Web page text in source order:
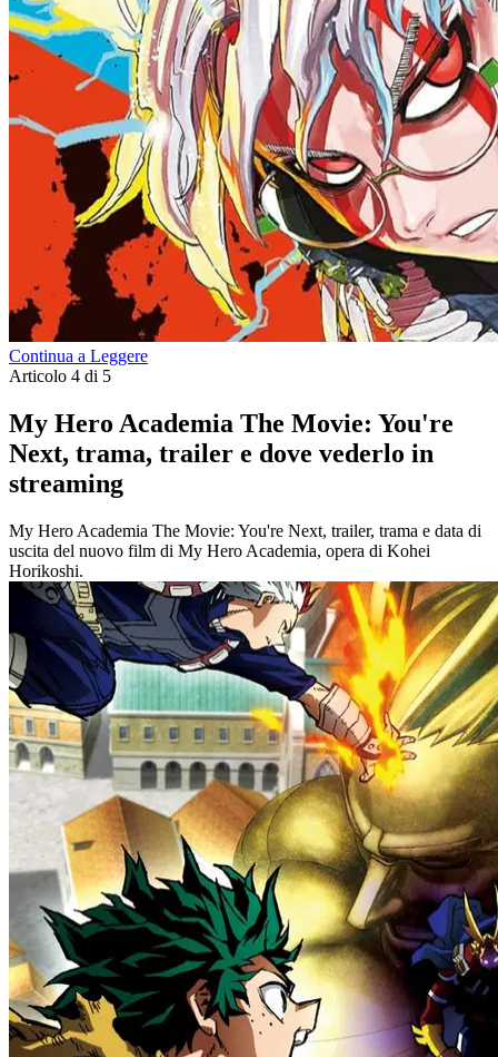
Continua a Leggere
Articolo 4 di 5
My Hero Academia The Movie: You're
Next, trama, trailer e dove vederlo in
streaming
My Hero Academia The Movie: You're Next, trailer, trama e data di
uscita del nuovo film di My Hero Academia, opera di Kohei
Horikoshi.